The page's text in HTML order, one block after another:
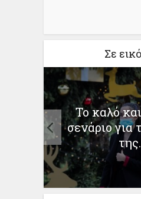
Σε
Το καλό
σενάριο για